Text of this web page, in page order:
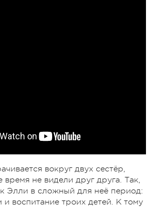
вокруг двух сестёр,
время не видели друг друга. Так,
Элли в сложный для неё период:
и воспитание троих детей. К тому